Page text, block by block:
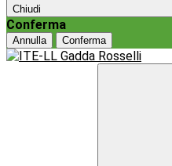
Chiudi
Conferma
Annulla Conferma